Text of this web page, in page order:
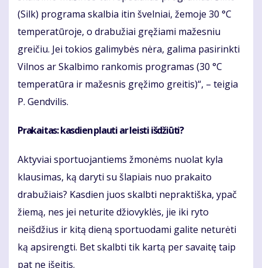
(Silk) programa skalbia itin švelniai, žemoje 30 °C
temperatūroje, o drabužiai gręžiami mažesniu
greičiu. Jei tokios galimybės nėra, galima pasirinkti
Vilnos ar Skalbimo rankomis programas (30 °C
temperatūra ir mažesnis gręžimo greitis)“, – teigia
P. Gendvilis.
Prakaitas: kasdien plauti ar leisti išdžiūti?
Aktyviai sportuojantiems žmonėms nuolat kyla
klausimas, ką daryti su šlapiais nuo prakaito
drabužiais? Kasdien juos skalbti nepraktiška, ypač
žiemą, nes jei neturite džiovyklės, jie iki ryto
neišdžius ir kitą dieną sportuodami galite neturėti
ką apsirengti. Bet skalbti tik kartą per savaitę taip
pat ne išeitis.